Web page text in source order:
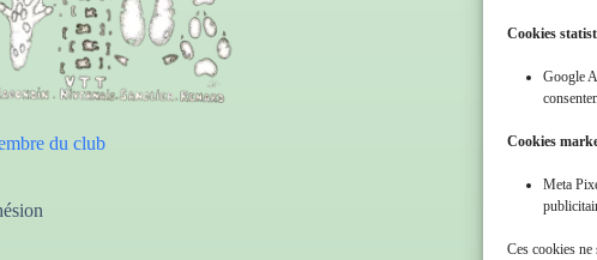
Cookies
Google
Cookies
Meta
Ces cookies ne
du club